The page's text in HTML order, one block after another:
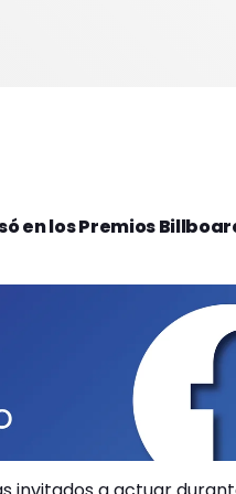
en los Premios